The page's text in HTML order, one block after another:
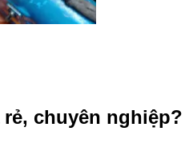
chuyên nghiệp?